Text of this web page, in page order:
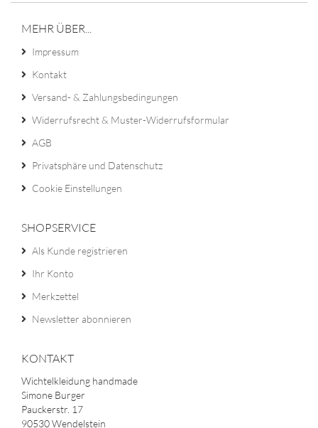
MEHR ÜBER...
Impressum
Kontakt
Versand- & Zahlungsbedingungen
Widerrufsrecht & Muster-Widerrufsformular
AGB
Privatsphäre und Datenschutz
Cookie Einstellungen
SHOPSERVICE
Als Kunde registrieren
Ihr Konto
Merkzettel
Newsletter abonnieren
KONTAKT
Wichtelkleidung handmade
Simone Burger
Pauckerstr. 17
90530 Wendelstein